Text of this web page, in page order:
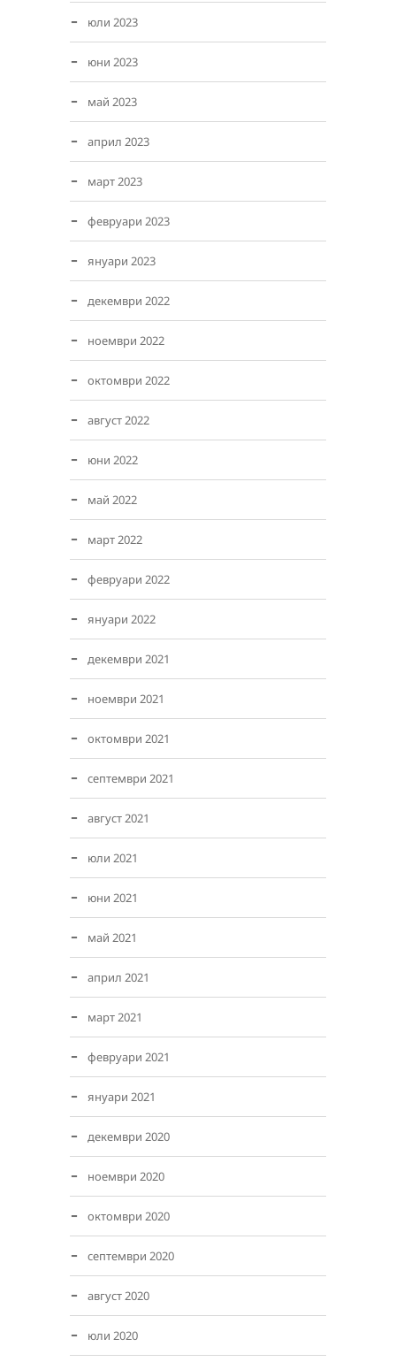
юли 2023
юни 2023
май 2023
април 2023
март 2023
февруари 2023
януари 2023
декември 2022
ноември 2022
октомври 2022
август 2022
юни 2022
май 2022
март 2022
февруари 2022
януари 2022
декември 2021
ноември 2021
октомври 2021
септември 2021
август 2021
юли 2021
юни 2021
май 2021
април 2021
март 2021
февруари 2021
януари 2021
декември 2020
ноември 2020
октомври 2020
септември 2020
август 2020
юли 2020